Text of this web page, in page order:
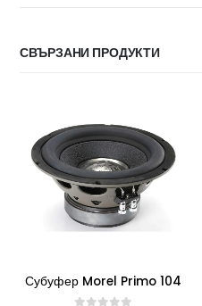
СВЪРЗАНИ ПРОДУКТИ
Субуфер Morel Primo 104